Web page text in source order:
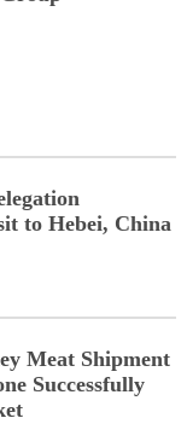
to Hebei, China
Meat Shipment
Successfully